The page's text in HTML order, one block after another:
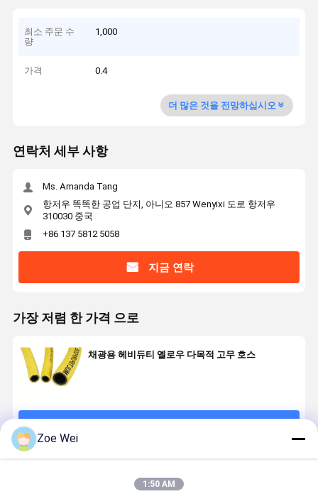
최소 주문 수
량
1,000
가격 0.4
더 많은 것을 전망하십시오
연락처 세부 사항
Ms. Amanda Tang
항저우 똑똑한 공업 단지, 아니오 857 Wenyixi 도로 항저우
310030 중국
+86 137 5812 5058
지금 연락
가장 저렴 한 가격 으로
채광용 헤비듀티 옐로우 다목적 고무 호스
Zoe Wei
1:50 AM